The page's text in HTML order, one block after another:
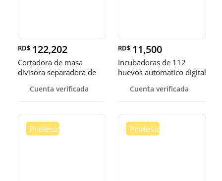
RD$ 122,202
Cortadora de masa
divisora separadora de
Cuenta verificada
RD$ 11,500
Incubadoras de 112
huevos automatico digital
Cuenta verificada